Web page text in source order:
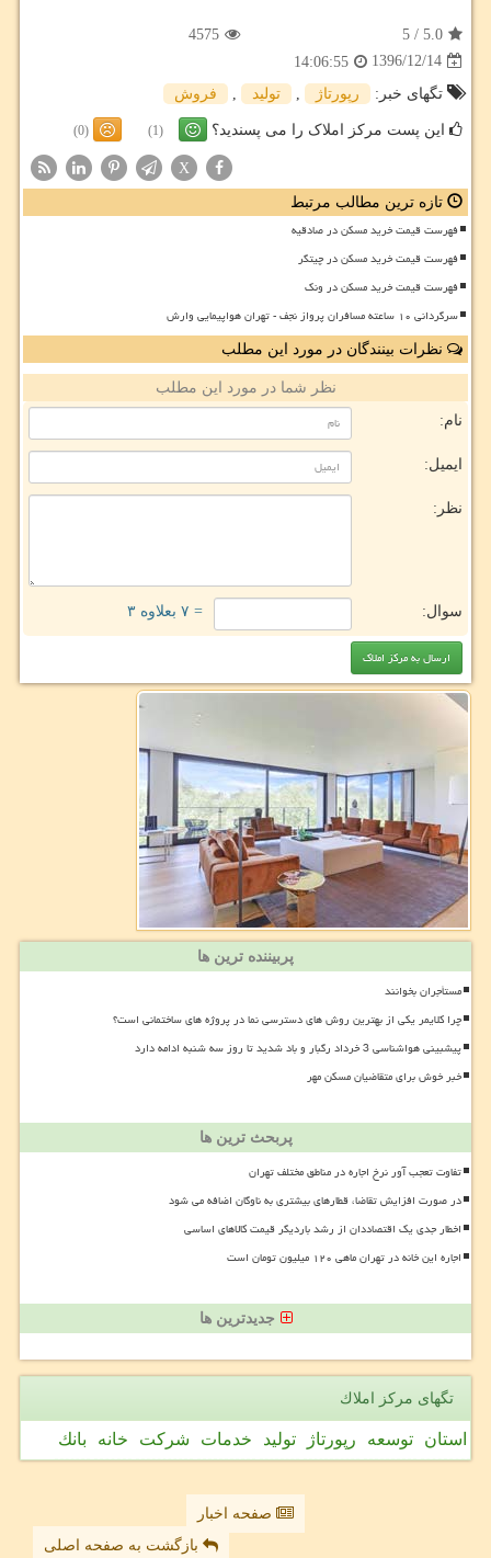
5.0
/
5
4575
1396/12/14
14:06:55
تگهای خبر:
رپورتاژ , تولید , فروش
این پست مرکز املاک را می پسندید؟ (1)
(0)
X
تازه ترین مطالب مرتبط
فهرست قیمت خرید مسکن در صادقیه
فهرست قیمت خرید مسکن در چیتگر
فهرست قیمت خرید مسکن در ونک
سرگردانی ۱۰ ساعته مسافران پرواز نجف - تهران هواپیمایی وارش
نظرات بینندگان در مورد این مطلب
نظر شما در مورد این مطلب
نام:
ایمیل:
نظر:
سوال: = ۷ بعلاوه ۳
پربیننده ترین ها
مستأجران بخوانند
چرا کلایمر یکی از بهترین روش های دسترسی نما در پروژه های ساختمانی است؟
پیشبینی هواشناسی 3 خرداد رگبار و باد شدید تا روز سه شنبه ادامه دارد
خبر خوش برای متقاضیان مسکن مهر
پربحث ترین ها
تفاوت تعجب آور نرخ اجاره در مناطق مختلف تهران
در صورت افزایش تقاضا، قطارهای بیشتری به ناوگان اضافه می شود
اخطار جدی یک اقتصاددان از رشد باردیگر قیمت کالاهای اساسی
اجاره این خانه در تهران ماهی ۱۲۰ میلیون تومان است
جدیدترین ها
تگهای مركز املاك
استان توسعه رپورتاژ تولید خدمات شركت خانه بانك
صفحه اخبار
بازگشت به صفحه اصلی